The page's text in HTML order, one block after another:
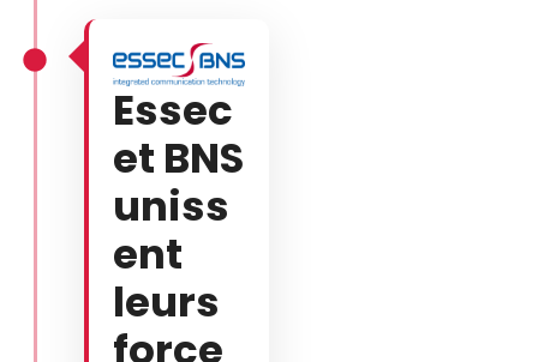
Essec
et BNS
uniss
ent
leurs
force